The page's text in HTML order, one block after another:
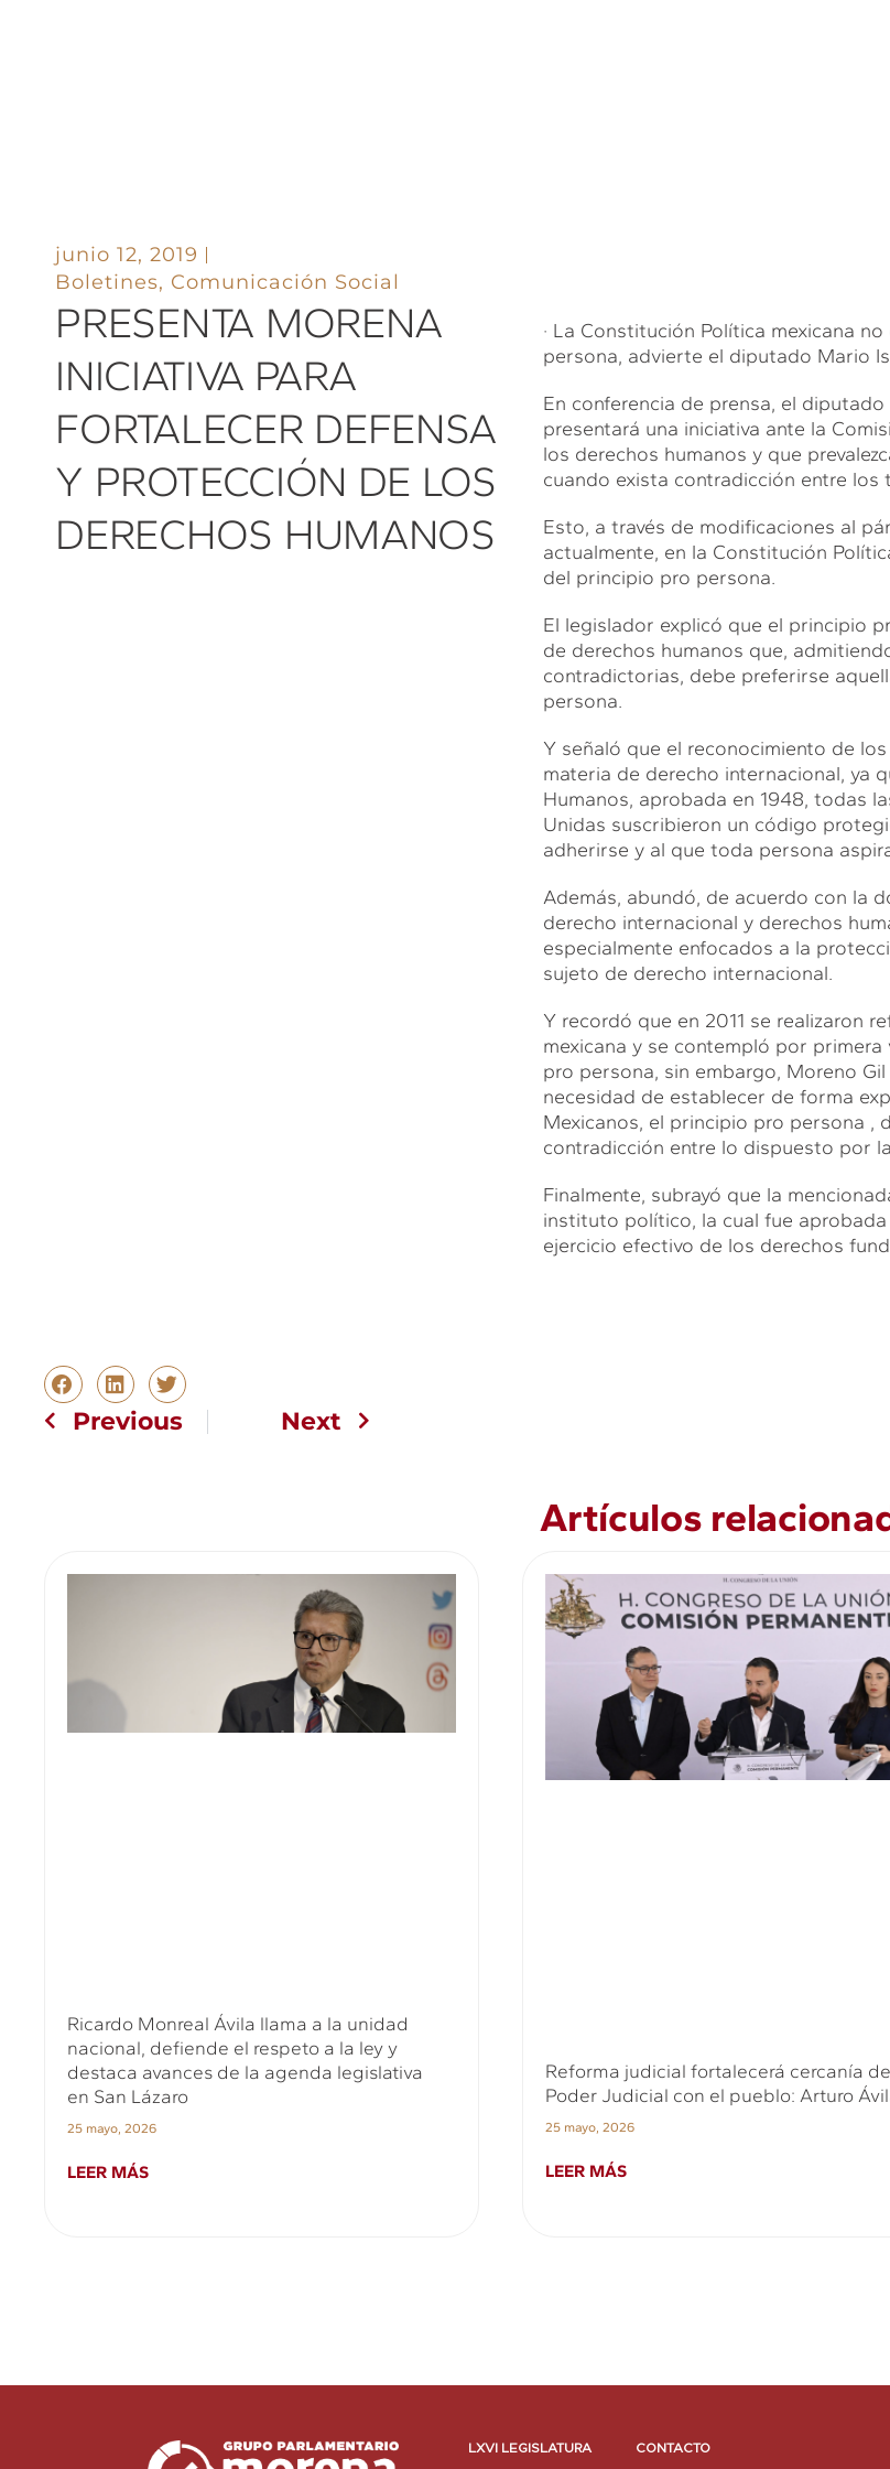
junio 12, 2019
Boletines, Comunicación Social
PRESENTA MORENA
INICIATIVA PARA
FORTALECER DEFENSA
Y PROTECCIÓN DE LOS
DERECHOS HUMANOS
· La Constitución Política mexicana
persona, advierte el diputado Mario
En conferencia de prensa, el
presentará una iniciativa ante la
los derechos humanos y que
cuando exista contradicción entre
Esto, a través de modificaciones al
actualmente, en la Constitución
del principio pro persona.
El legislador explicó que el principio
de derechos humanos que,
contradictorias, debe preferirse
persona.
Y señaló que el reconocimiento de
materia de derecho internacional, ya
Humanos, aprobada en 1948, todas
Unidas suscribieron un código
adherirse y al que toda persona
Además, abundó, de acuerdo con la
derecho internacional y derechos
especialmente enfocados a la
sujeto de derecho internacional.
Y recordó que en 2011 se realizaron
mexicana y se contempló por
pro persona, sin embargo, Moreno
necesidad de establecer de forma
Mexicanos, el principio pro persona ,
contradicción entre lo dispuesto por
Finalmente, subrayó que la
instituto político, la cual fue
ejercicio efectivo de los derechos
Previous Next
Artículos
Ricardo Monreal Ávila llama a la unidad
nacional, defiende el respeto a la ley y
destaca avances de la agenda legislativa
en San Lázaro
25 mayo, 2026
LEER MÁS
Reforma judicial fortalecerá cercanía
Poder Judicial con el pueblo: Arturo
25 mayo, 2026
LEER MÁS
LXVI LEGISLATURA CONTACTO